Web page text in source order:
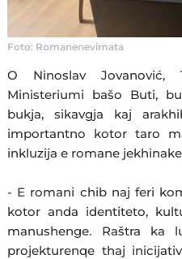
Foto: Romanenevimata
O Ninoslav Jovanović,
Ministeriumi bašo Buti,
bukja, sikavgja kaj
importantno kotor taro
inkluzija e romane
- E romani chib naj feri
kotor anda identiteto,
manushenge. Raštra
projekturenqe thaj